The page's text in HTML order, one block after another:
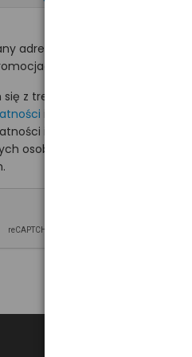
adres e-mail
na hurt.com.pl.
z treścią i akceptuję
i wyrażam zgodę
osobowych na